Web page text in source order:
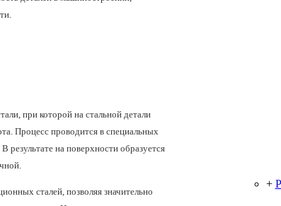
при которой на стальной детали
Процесс проводится в специальных
на поверхности образуется
сталей, позволяя значительно
+